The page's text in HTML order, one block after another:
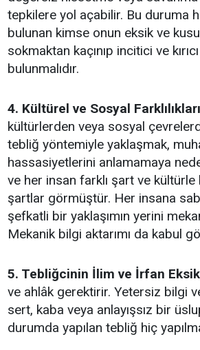
tepkilere yol açabilir. Bu duruma
bulunan kimse onun eksik ve
sokmaktan kaçınıp incitici ve
bulunmalıdır.
4. Kültürel ve Sosyal
kültürlerden veya sosyal
tebliğ yöntemiyle yaklaşmak,
hassasiyetlerini anlamamaya
ve her insan farklı şart ve
şartlar görmüştür. Her insana
şefkatli bir yaklaşımın yerini
Mekanik bilgi aktarımı da kabul
5. Tebliğcinin İlim ve İrfan
ve ahlâk gerektirir. Yetersiz bilgi
sert, kaba veya anlayışsız bir
durumda yapılan tebliğ hiç